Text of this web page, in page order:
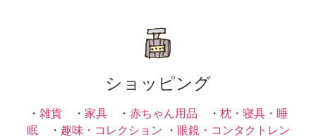
ショッピング
・ 雑貨 ・ 家具 ・ 赤ちゃん用品 ・ 枕・寝具・睡
眠・ 趣味・コレクション ・ 眼鏡・コンタクトレン